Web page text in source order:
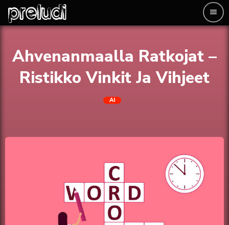
menu
Ahvenanmaalla Ratkojat –
Ristikko Vinkit Ja Vihjeet
AI